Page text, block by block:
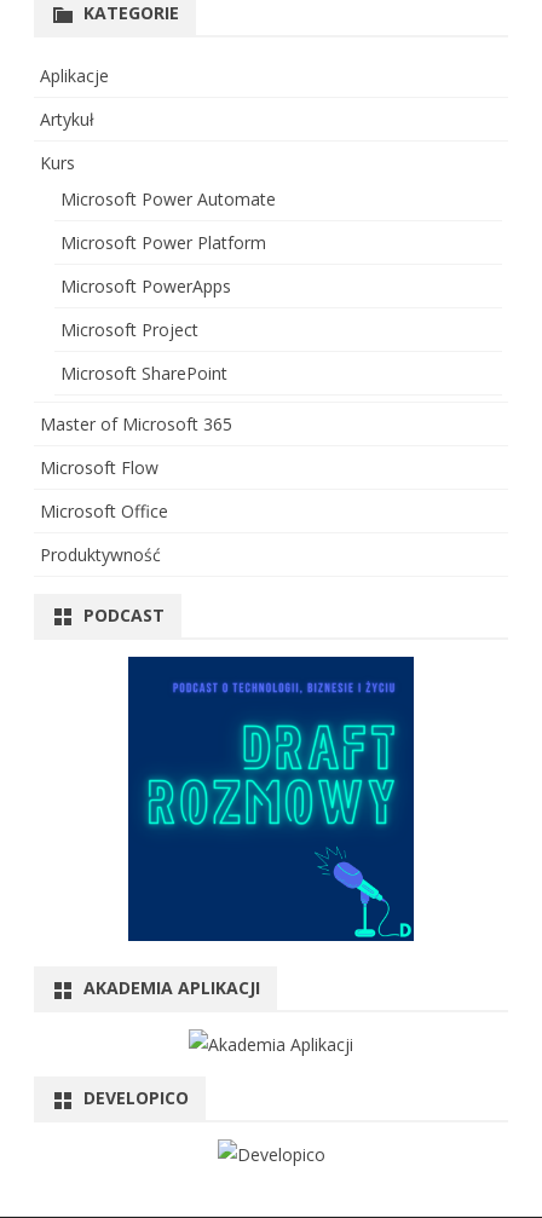
KATEGORIE
Aplikacje
Artykuł
Kurs
Microsoft Power Automate
Microsoft Power Platform
Microsoft PowerApps
Microsoft Project
Microsoft SharePoint
Master of Microsoft 365
Microsoft Flow
Microsoft Office
Produktywność
PODCAST
AKADEMIA APLIKACJI
DEVELOPICO